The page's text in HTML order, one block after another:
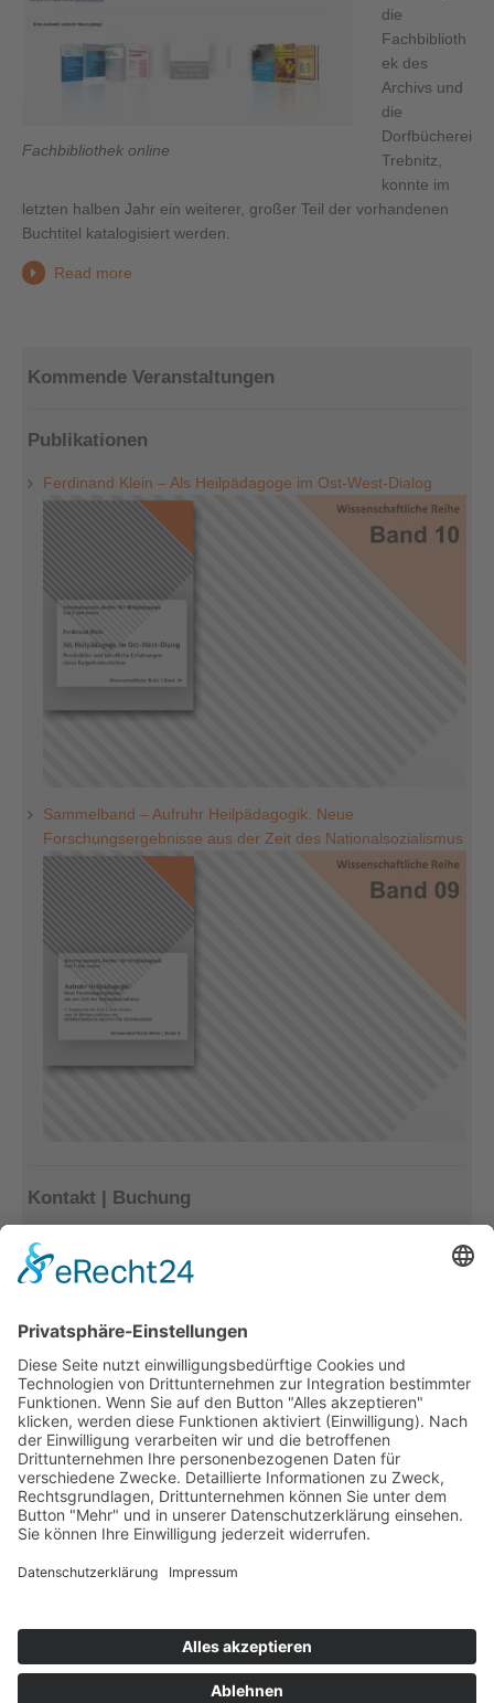
Fachbibliothek online
die
Fachbiblioth
ek des
Archivs und
die
Dorfbücherei
Trebnitz,
konnte im
letzten halben Jahr ein weiterer, großer Teil der vorhandenen
Buchtitel katalogisiert werden.
Read more
Kommende Veranstaltungen
Publikationen
Ferdinand Klein – Als Heilpädagoge im Ost-West-Dialog
Sammelband – Aufruhr Heilpädagogik. Neue
Forschungsergebnisse aus der Zeit des Nationalsozialismus
Kontakt | Buchung
Tel.: 033477–548940
info@archiv-heilpaedagogik.de
Kommende Veranstaltungen
INTERNATIONALES ARCHIV
FÜR HEILPÄDAGOGIK
Emil E. Kobi Institut
Platz der Jugend 4
info@archiv-heilpaedagogik.de
Öffnungszeiten: